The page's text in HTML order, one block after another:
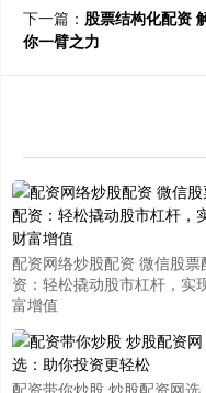
下一篇： 股票结构化配资
你一臂之力
配资网络炒股配资 微信股票
资：轻松撬动股市杠杆，实
富增值
配资带你炒股 炒股配资网选